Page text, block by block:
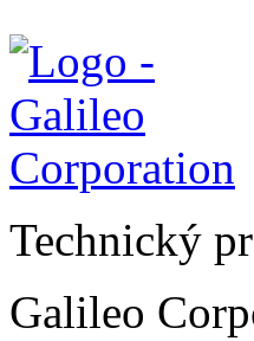
Technický
Galileo